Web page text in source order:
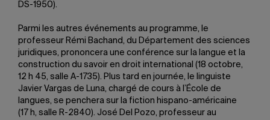
DS-1950).
Parmi les autres événements au programme, le
professeur Rémi Bachand, du Département des sciences
juridiques, prononcera une conférence sur la langue et la
construction du savoir en droit international (18 octobre,
12 h 45, salle A-1735). Plus tard en journée, le linguiste
Javier Vargas de Luna, chargé de cours à l’École de
langues, se penchera sur la fiction hispano-américaine
(17 h, salle R-2840). José Del Pozo, professeur au